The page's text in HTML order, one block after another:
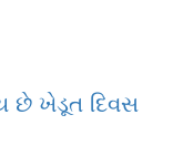
છે ખેડૂત દિવસ